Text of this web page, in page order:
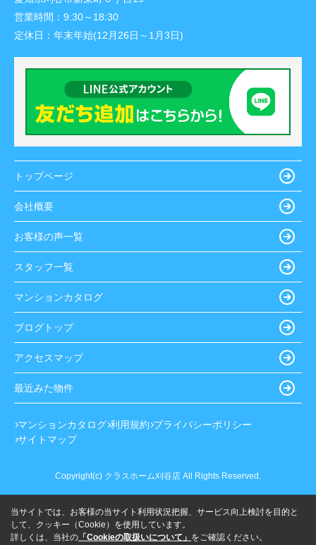
営業時間： 9:30～18:30
定休日： 年末年始(12月26日～1月3日)
トップページ
会社概要
お客様の声一覧
スタッフ一覧
マンションカタログ
ブログトップ
アクセスマップ
最近みた物件
マンションカタログ 利用規約 プライバシーポリシー
サイトマップ
Copyright(c) クラスホーム刈谷店 All Rights Reserved.
当サイトでは、お客様の当サイト利用状況把握、サービス向上検討を目的と
して、クッキー（Cookie）を使用しています。
詳しくは、当社の 「Cookieの取扱いについて」 をご確認ください。